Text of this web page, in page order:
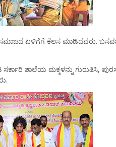
ಸಮಾಜದ ಏಳಿಗೆಗೆ ಕೆಲಸ ಮಾಡಿದವರು.
ಶಾಲೆಯ ಮಕ್ಕಳನ್ನು ಗುರುತಿಸಿ,